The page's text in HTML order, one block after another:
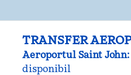
TRANSFER
Aeroportul Saint John:
disponibil